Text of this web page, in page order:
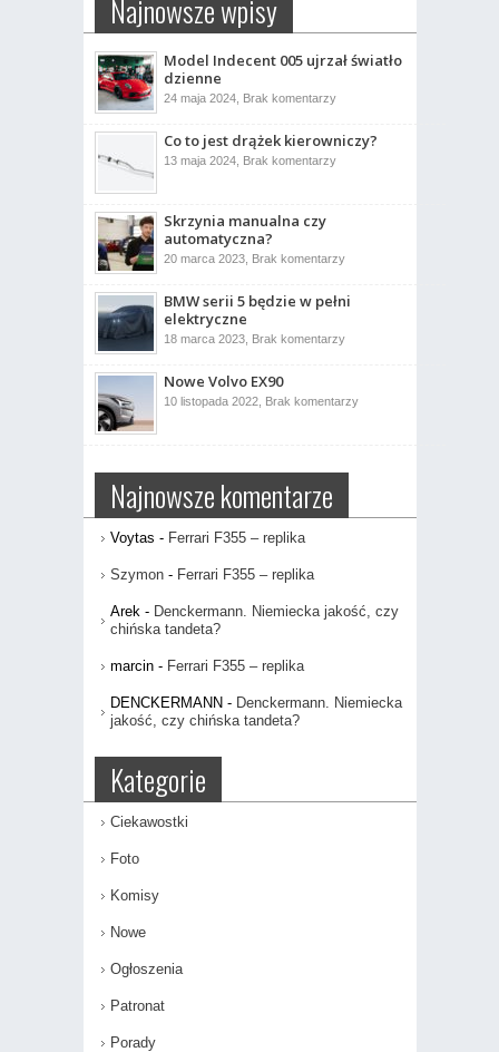
Najnowsze wpisy
Model Indecent 005 ujrzał światło
dzienne
24 maja 2024, Brak komentarzydo
005
ujrzał
światło
Co to jest drążek kierowniczy?
13 maja 2024, Brak komentarzydo
Skrzynia manualna czy
automatyczna?
20 marca 2023, Brak komentarzydo
czy
automatyczna?
BMW serii 5 będzie w pełni
elektryczne
18 marca 2023, Brak komentarzydo
w
Nowe Volvo EX90
10 listopada 2022, Brak komentarzydo
Najnowsze komentarze
Voytas - Ferrari F355 – replika
Szymon- Ferrari F355 – replika
Arek- Denckermann. Niemiecka jakość, czy
chińska tandeta?
marcin- Ferrari F355 – replika
DENCKERMANN - Denckermann. Niemiecka
jakość, czy chińska tandeta?
Kategorie
Ciekawostki
Foto
Komisy
Nowe
Ogłoszenia
Patronat
Porady